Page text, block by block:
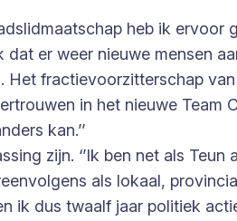
heb ik
er weer nieuwe mensen
fractievoorzitterschap
in het nieuwe
kan.’’
zijn. ‘’Ik ben net als
als lokaal,
ik dus twaalf jaar politiek